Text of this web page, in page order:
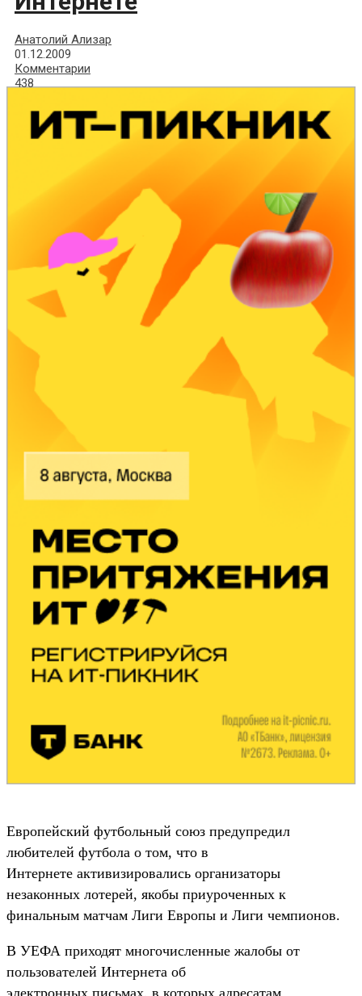
Анатолий Ализар
01.12.2009
Комментарии
438
Европейский футбольный союз предупредил
любителей футбола о том, что в
Интернете активизировались организаторы
незаконных лотерей, якобы приуроченных к
финальным матчам Лиги Европы и Лиги чемпионов.
В УЕФА приходят многочисленные жалобы от
пользователей Интернета об
электронных письмах, в которых адресатам